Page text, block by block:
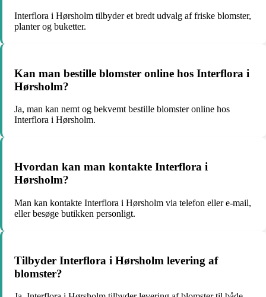
Interflora i Hørsholm tilbyder et bredt udvalg af friske blomster,
planter og buketter.
Kan man bestille blomster online hos Interflora i
Hørsholm?
Ja, man kan nemt og bekvemt bestille blomster online hos
Interflora i Hørsholm.
Hvordan kan man kontakte Interflora i
Hørsholm?
Man kan kontakte Interflora i Hørsholm via telefon eller e-mail,
eller besøge butikken personligt.
Tilbyder Interflora i Hørsholm levering af
blomster?